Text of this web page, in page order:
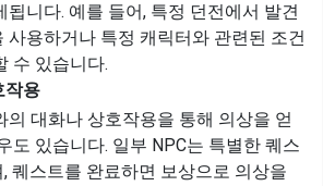
됩니다. 예를 들어, 특정 던전에서 발견
사용하거나 특정 캐릭터와 관련된 조건
수 있습니다.
작용
의 대화나 상호작용을 통해 의상을 얻
도 있습니다. 일부 NPC는 특별한 퀘스
퀘스트를 완료하면 보상으로 의상을